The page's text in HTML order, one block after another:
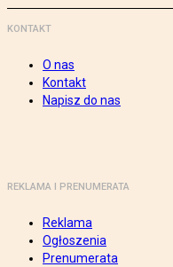
KONTAKT
O nas
Kontakt
Napisz do nas
REKLAMA I PRENUMERATA
Reklama
Ogłoszenia
Prenumerata